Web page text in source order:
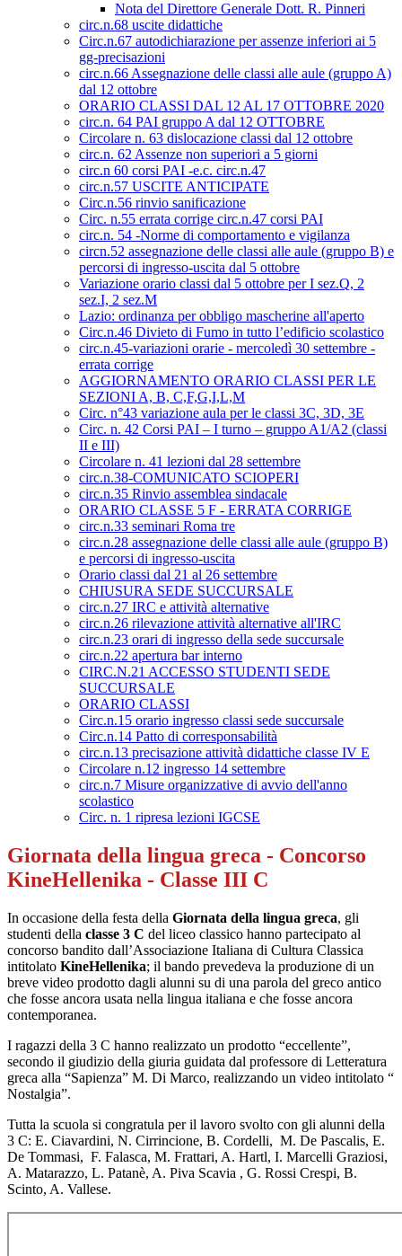
Nota del Direttore Generale Dott. R. Pinneri
circ.n.68 uscite didattiche
Circ.n.67 autodichiarazione per assenze inferiori ai 5
gg-precisazioni
circ.n.66 Assegnazione delle classi alle aule (gruppo A)
dal 12 ottobre
ORARIO CLASSI DAL 12 AL 17 OTTOBRE 2020
circ.n. 64 PAI gruppo A dal 12 OTTOBRE
Circolare n. 63 dislocazione classi dal 12 ottobre
circ.n. 62 Assenze non superiori a 5 giorni
circ.n 60 corsi PAI -e.c. circ.n.47
circ.n.57 USCITE ANTICIPATE
Circ.n.56 rinvio sanificazione
Circ. n.55 errata corrige circ.n.47 corsi PAI
circ.n. 54 -Norme di comportamento e vigilanza
circn.52 assegnazione delle classi alle aule (gruppo B) e
percorsi di ingresso-uscita dal 5 ottobre
Variazione orario classi dal 5 ottobre per I sez.Q, 2
sez.I, 2 sez.M
Lazio: ordinanza per obbligo mascherine all'aperto
Circ.n.46 Divieto di Fumo in tutto l’edificio scolastico
circ.n.45-variazioni orarie - mercoledì 30 settembre -
errata corrige
AGGIORNAMENTO ORARIO CLASSI PER LE
SEZIONI A, B, C,F,G,I,L,M
Circ. n°43 variazione aula per le classi 3C, 3D, 3E
Circ. n. 42 Corsi PAI – I turno – gruppo A1/A2 (classi
II e III)
Circolare n. 41 lezioni dal 28 settembre
circ.n.38-COMUNICATO SCIOPERI
circ.n.35 Rinvio assemblea sindacale
ORARIO CLASSE 5 F - ERRATA CORRIGE
circ.n.33 seminari Roma tre
circ.n.28 assegnazione delle classi alle aule (gruppo B)
e percorsi di ingresso-uscita
Orario classi dal 21 al 26 settembre
CHIUSURA SEDE SUCCURSALE
circ.n.27 IRC e attività alternative
circ.n.26 rilevazione attività alternative all'IRC
circ.n.23 orari di ingresso della sede succursale
circ.n.22 apertura bar interno
CIRC.N.21 ACCESSO STUDENTI SEDE
SUCCURSALE
ORARIO CLASSI
Circ.n.15 orario ingresso classi sede succursale
Circ.n.14 Patto di corresponsabilità
circ.n.13 precisazione attività didattiche classe IV E
Circolare n.12 ingresso 14 settembre
circ.n.7 Misure organizzative di avvio dell'anno
scolastico
Circ. n. 1 ripresa lezioni IGCSE
Giornata della lingua greca - Concorso
KineHellenika - Classe III C
In occasione della festa della Giornata della lingua greca, gli
studenti della classe 3 C del liceo classico hanno partecipato al
concorso bandito dall’Associazione Italiana di Cultura Classica
intitolato KineHellenika; il bando prevedeva la produzione di un
breve video prodotto dagli alunni su di una parola del greco antico
che fosse ancora usata nella lingua italiana e che fosse ancora
contemporanea.
I ragazzi della 3 C hanno realizzato un prodotto “eccellente”,
secondo il giudizio della giuria guidata dal professore di Letteratura
greca alla “Sapienza” M. Di Marco, realizzando un video intitolato “
Nostalgia”.
Tutta la scuola si congratula per il lavoro svolto con gli alunni della
3 C: E. Ciavardini, N. Cirrincione, B. Cordelli, M. De Pascalis, E.
De Tommasi, F. Falasca, M. Frattari, A. Hartl, I. Marcelli Graziosi,
A. Matarazzo, L. Patanè, A. Piva Scavia , G. Rossi Crespi, B.
Scinto, A. Vallese.